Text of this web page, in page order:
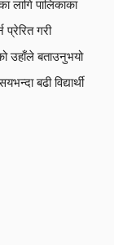
लागि पालिकाका
प्रेरित गरी
उहाँले बताउनुभयो
बढी विद्यार्थी